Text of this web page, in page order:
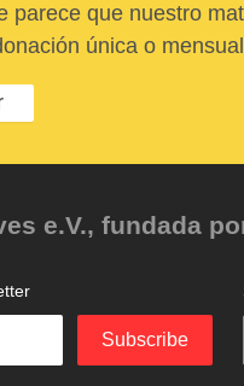
parece que nuestro
única o
e.V., fundada
Subscribe